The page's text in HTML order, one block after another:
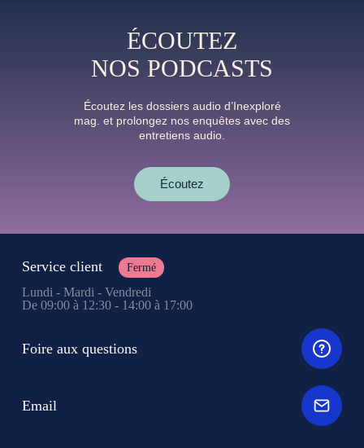
ÉCOUTEZ
NOS PODCASTS
Écoutez les dossiers audio d’Inexploré
mag. et prolongez nos enquêtes avec des
entretiens audio.
Écoutez
Service client Fermé
Lundi - Mardi - Vendredi
De 09:00 à 12:30 - 14:00 à 17:00
Foire aux questions
Email